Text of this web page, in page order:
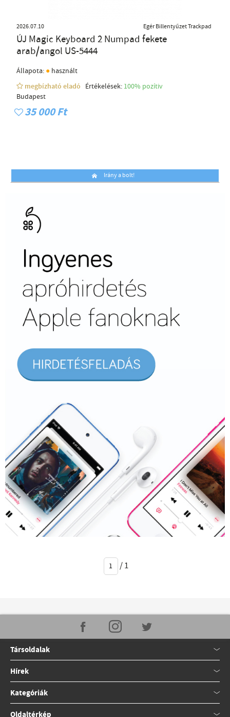
2026.07.10 Egér Billentyűzet Trackpad
ÚJ Magic Keyboard 2 Numpad fekete
arab/angol US-5444
Állapota: ● használt
megbízható eladó
Értékelések: 100% pozítiv
Budapest
35 000 Ft
Irány a bolt!
/1
Társoldalak
Hírek
Kategóriák
Oldaltérkép